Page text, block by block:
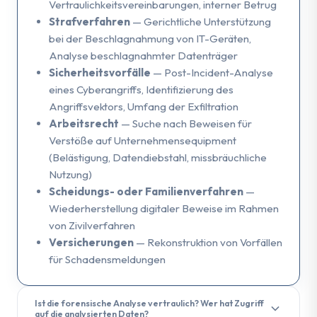
Vertraulichkeitsvereinbarungen, interner Betrug
Strafverfahren — Gerichtliche Unterstützung
bei der Beschlagnahmung von IT-Geräten,
Analyse beschlagnahmter Datenträger
Sicherheitsvorfälle — Post-Incident-Analyse
eines Cyberangriffs, Identifizierung des
Angriffsvektors, Umfang der Exfiltration
Arbeitsrecht — Suche nach Beweisen für
Verstöße auf Unternehmensequipment
(Belästigung, Datendiebstahl, missbräuchliche
Nutzung)
Scheidungs- oder Familienverfahren —
Wiederherstellung digitaler Beweise im Rahmen
von Zivilverfahren
Versicherungen — Rekonstruktion von Vorfällen
für Schadensmeldungen
Ist die forensische Analyse vertraulich? Wer hat Zugriff
auf die analysierten Daten?